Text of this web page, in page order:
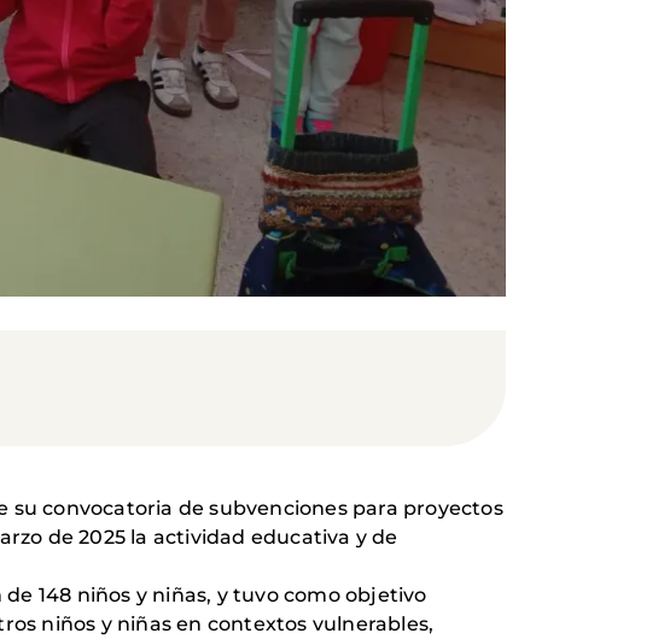
su convocatoria de subvenciones para proyectos
de 2025 la actividad educativa y de
148 niños y niñas, y tuvo como objetivo
niños y niñas en contextos vulnerables,